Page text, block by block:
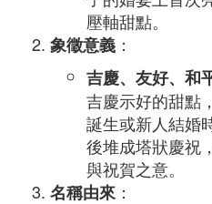
壓軸甜點。
象徵意義 ：
吉慶、友好、和
吉慶示好的甜點
誕生或新人結婚
後堆成塔狀慶祝
與祝賀之意。
名稱由來 ：